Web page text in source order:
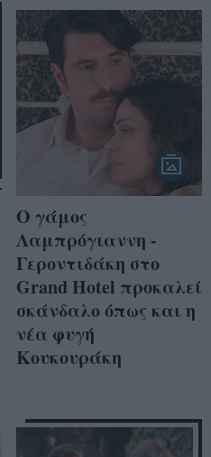
Ο γάμος
Λαμπρόγιαννη -
Γεροντιδάκη στο
Grand Hotel προκαλεί
σκάνδαλο όπως και η
νέα φυγή
Κουκουράκη